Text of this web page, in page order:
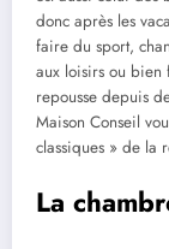
donc après les
faire du sport,
aux loisirs ou bien
repousse depuis
Maison Conseil
classiques » de la
La